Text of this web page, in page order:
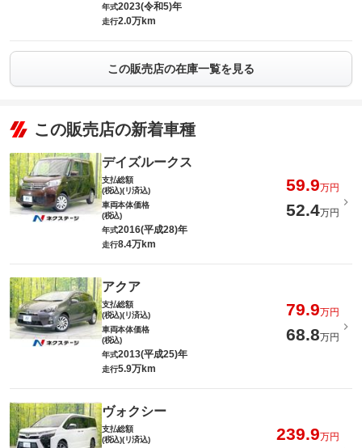
年式2023(令和5)年
走行2.0万km
この販売店の在庫一覧を見る
この販売店の新着車種
デイズルークス
支払総額
(税込)(リ済込)
59.9万円
車両本体価格
(税込)
52.4万円
年式2016(平成28)年
走行8.4万km
アクア
支払総額
(税込)(リ済込)
79.9万円
車両本体価格
(税込)
68.8万円
年式2013(平成25)年
走行5.9万km
ヴォクシー
支払総額
(税込)(リ済込)
239.9万円